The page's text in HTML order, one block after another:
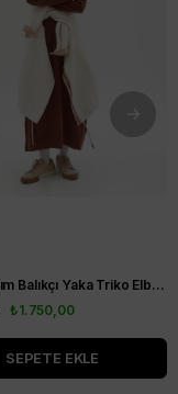
Kayra Yarım Balıkçı Yaka Triko Elbise Koyu Kahve KA-SZ-TRK04-22
₺1.750,00
SEPETE EKLE